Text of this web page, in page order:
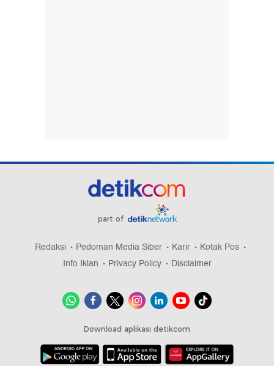
part of
Redaksi Pedoman Media Siber Karir
Kotak Pos
Info Iklan
Privacy Policy Disclaimer
Download aplikasi detikcom